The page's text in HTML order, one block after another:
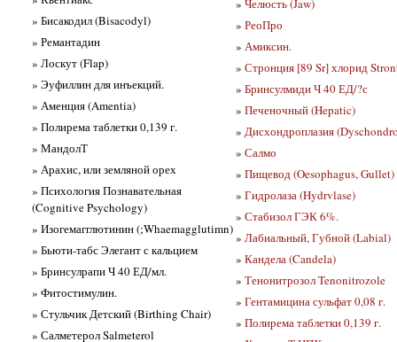
» Бисакодил (Bisacodyl)
» Ремантадин
» Лоскут (Flap)
» Эуфиллин для инъекций.
» Аменция (Amentia)
» Полирема таблетки 0,139 г.
» МандолТ
» Арахис, или земляной орех
» Психология Познавательная
(Cognitive Psychology)
» Изогемагглютинин (;Whaemagglutimn)
» Бьюти-табс Элегант с кальцием
» Бринсулрапи Ч 40 ЕД/мл.
» Фитостимулин.
» Стульчик Детский (Birthing Chair)
» Салметерол Salmeterol
» Челюсть (Jaw)
» РеоПро
» Амиксин.
» Стронция [89 Sr] хлорид
» Бринсулмиди Ч 40 ЕД/?с
» Печеночный (Hepatic)
» Дисхондроплазия
» Салмо
» Пищевод (Oesophagus, Gullet)
» Гидролаза (Hydrvlase)
» Стабизол ГЭК 6%.
» Лабиальный, Губной (Labial)
» Кандела (Candela)
» Тенонитрозол Tenonitrozole
» Гентамицина сульфат 0,08 г.
» Полирема таблетки 0,139 г.